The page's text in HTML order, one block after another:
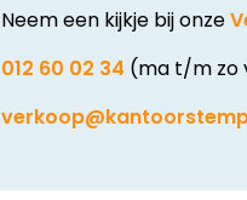
Neem een kijkje bij onze
012 60 02 34 (ma t/m zo